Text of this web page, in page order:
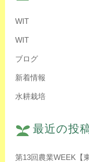
WIT
WIT
ブログ
新着情報
水耕栽培
最近の投
第13回農業WEEK【